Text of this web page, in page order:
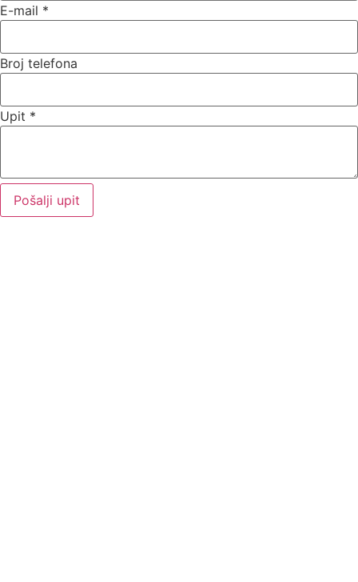
E-mail *
Broj telefona
Upit *
Pošalji upit